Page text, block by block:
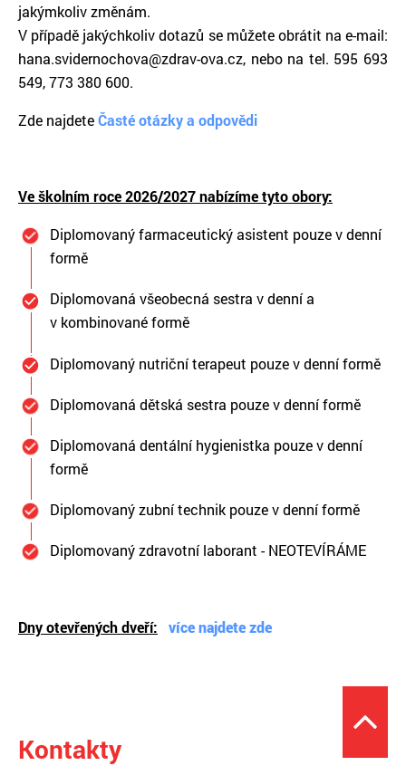
jakýmkoliv změnám.
V případě jakýchkoliv dotazů se můžete obrátit na e-mail:
hana.svidernochova@zdrav-ova.cz, nebo na tel. 595 693
549, 773 380 600.
Zde najdeteČasté otázky a odpovědi
Ve školním roce 2026/2027 nabízíme tyto obory:
Diplomovaný farmaceutický asistent pouze v denní
formě
Diplomovaná všeobecná sestra v denní a
v kombinované formě
Diplomovaný nutriční terapeut pouze v denní formě
Diplomovaná dětská sestra pouze v denní formě
Diplomovaná dentální hygienistka pouze v denní
formě
Diplomovaný zubní technik pouze v denní formě
Diplomovaný zdravotní laborant - NEOTEVÍRÁME
Dny otevřených dveří: více najdete zde
Kontakty